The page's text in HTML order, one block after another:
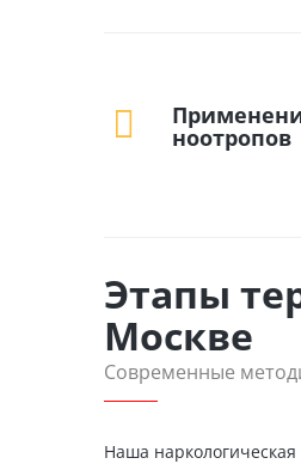
ноотропов
Этапы
Москве
Современные
Наша